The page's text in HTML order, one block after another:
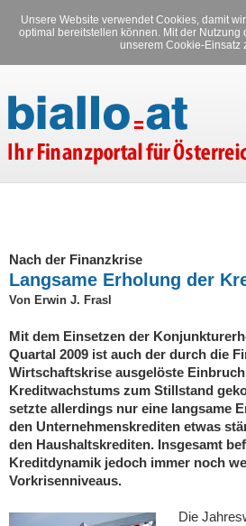
Unsere Website verwendet Cookies, damit
optimal bereitstellen können. Mit der Nutzung
unserem Cookie-Einsatz
Versicherungen
Nach der Finanzkrise
Langsame Erholung der
Von Erwin J. Frasl
Mit dem Einsetzen der
Quartal 2009 ist auch der durch die
Wirtschaftskrise ausgelöste
Kreditwachstums zum Stillstand
setzte allerdings nur eine langsame
den Unternehmenskrediten etwas
den Haushaltskrediten. Insgesamt
Kreditdynamik jedoch immer noch
Vorkrisenniveaus.
Die